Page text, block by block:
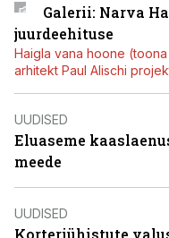
Galerii: Narva
juurdeehituse
Haigla vana hoone (toona
arhitekt Paul Alischi
UUDISED
Eluaseme
meede
UUDISED
Korteriühistute